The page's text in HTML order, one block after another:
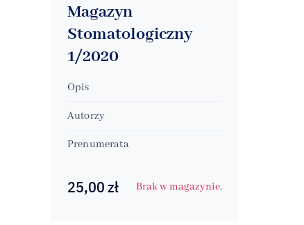
Magazyn
Stomatologiczny
1/2020
Opis
Autorzy
Prenumerata
25,00zł Brak w magazynie.